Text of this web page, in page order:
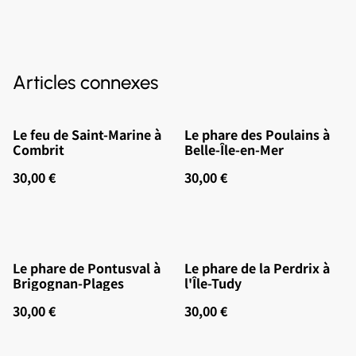
Articles connexes
Le feu de Saint-Marine à
Combrit
30,00 €
Le phare des Poulains à
Belle-Île-en-Mer
30,00 €
Le phare de Pontusval à
Brigognan-Plages
30,00 €
Le phare de la Perdrix à
l'Île-Tudy
30,00 €